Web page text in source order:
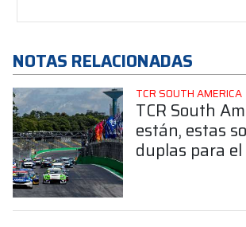
NOTAS RELACIONADAS
TCR SOUTH AMERICA
TCR South
están, estas
duplas para